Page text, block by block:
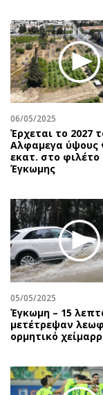
06/05/2025
Έρχεται το 2027
Aλφαμεγα ύψους
εκατ. στο φιλέτο
Έγκωμης
05/05/2025
Έγκωμη – 15
μετέτρεψαν
ορμητικό